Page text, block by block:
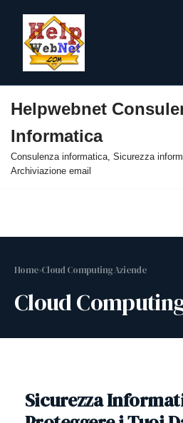
al
contenuto
Helpwebnet
Informatica
Consulenza informatica, Sicurezza
Archiviazione email
Home›Cloud Computing Aziende
Cloud
Sicurezza